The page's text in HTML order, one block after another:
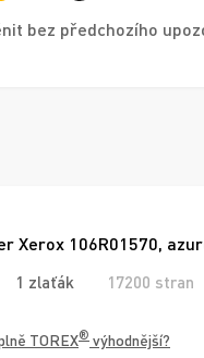
bez předchozího
Xerox 106R01570,
1 zlaťák 17200 stran
TOREX® výhodnější?